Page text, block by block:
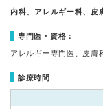
内科、アレルギー科、皮
専門医・資格：
アレルギー専門医、皮膚
診療時間